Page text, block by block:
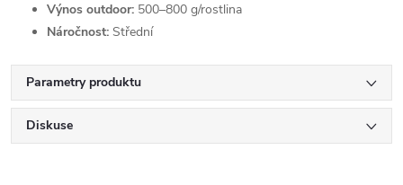
Výnos outdoor: 500–800 g/rostlina
Náročnost: Střední
Parametry produktu
Diskuse